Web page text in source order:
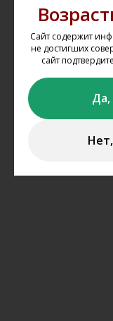
Сайт содержит
не достигших
сайт
Да,
Выбирайте
которого